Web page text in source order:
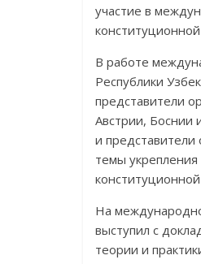
участие в
В работе
Республики
представители
Австрии, Боснии
и представители
темы укрепления
На
выступил с
теории и